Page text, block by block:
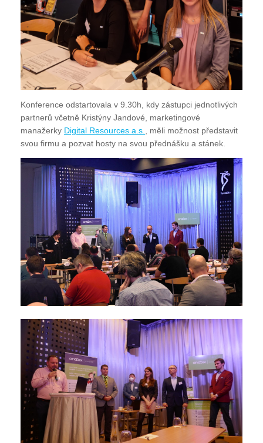
Konference odstartovala v 9.30h, kdy zástupci jednotlivých
partnerů včetně Kristýny Jandové, marketingové
manažerky Digital Resources a.s.
, měli možnost představit
svou firmu a pozvat hosty na svou přednášku a stánek.